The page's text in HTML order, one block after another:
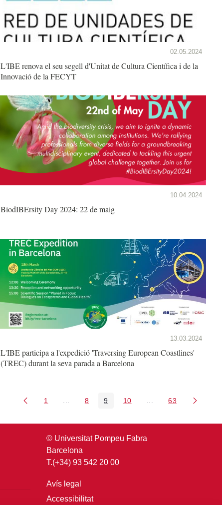
02.05.2024
L'IBE renova el seu segell d'Unitat de Cultura Científica i de la
Innovació de la FECYT
10.04.2024
BiodIBErsity Day 2024: 22 de maig
13.03.2024
L'IBE participa a l'expedició 'Traversing European Coastlines'
(TREC) durant la seva parada a Barcelona
Pàgina
1 Pàgines intermèdies Utilitzeu TAB per
Pàgina
8 Pàgina
9 Pàgina
10 Pàgines intermèdies
Pàgina
63
© Universitat Pompeu Fabra
Barcelona
T.(+34) 93 542 20 00
Avís legal
Accessibilitat